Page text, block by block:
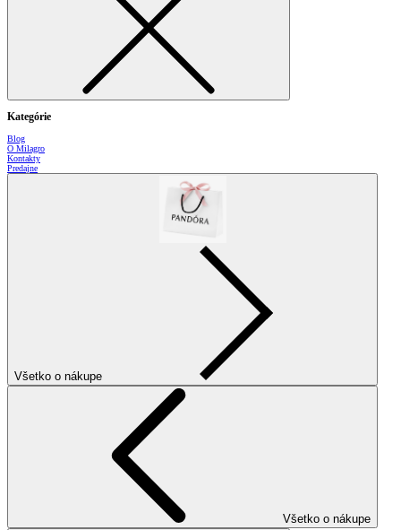
Kategórie
Blog
O Milagro
Kontakty
Predajne
Všetko o nákupe
Všetko o nákupe